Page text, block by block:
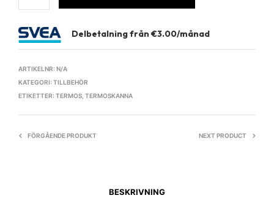
Delbetalning från €3.00/månad
ARTIKELNR: N/A
KATEGORI: TILLBEHÖR
ETIKETTER: TERMOS TERMOSKANNA
FÖRGÅENDE PRODUKT NEXT PRODUCT
BESKRIVNING